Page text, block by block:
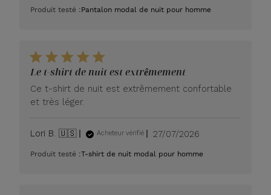
publication
Produit testé :Pantalon modal de nuit pour homme
Le t-shirt de nuit est extrêmement
Ce t-shirt de nuit est extrêmement confortable
et très léger.
Lori B. 🇺🇸 Acheteur vérifié
Date
publication
27/07/2026
Produit testé :T-shirt de nuit modal pour homme